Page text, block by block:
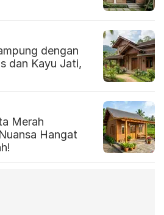
dengan
dan Kayu Jati,
Merah
Hangat